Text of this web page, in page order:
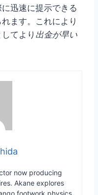
迅速に提示できる
ます。これにより
てより 出金が早い
now producing
Akane explores
footwork physics,